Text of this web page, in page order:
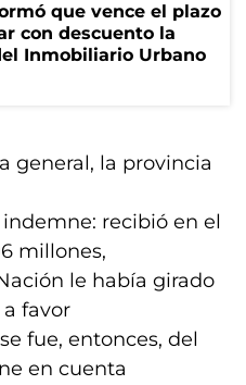
que vence el plazo
con descuento la
Inmobiliario Urbano
general, la provincia
recibió en el
millones,
le había girado
favor
fue, entonces, del
en cuenta